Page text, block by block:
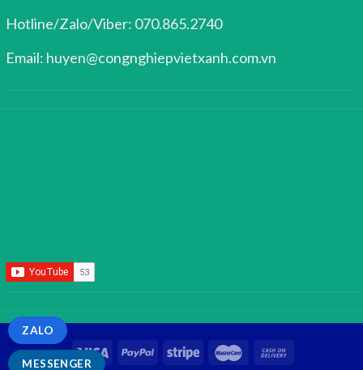
Hotline/Zalo/Viber: 070.865.2740
Email: huyen@congnghiepvietxanh.com.vn
MESSENGER
ZALO